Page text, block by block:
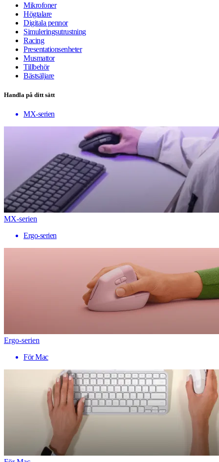
Mikrofoner
Högtalare
Digitala pennor
Simuleringsutrustning
Racing
Presentationsenheter
Musmattor
Tillbehör
Bästsäljare
Handla på ditt sätt
MX-serien
MX-serien
Ergo-serien
Ergo-serien
För Mac